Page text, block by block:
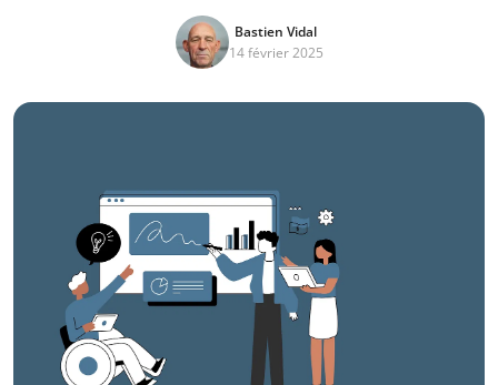
Bastien Vidal
14 février 2025